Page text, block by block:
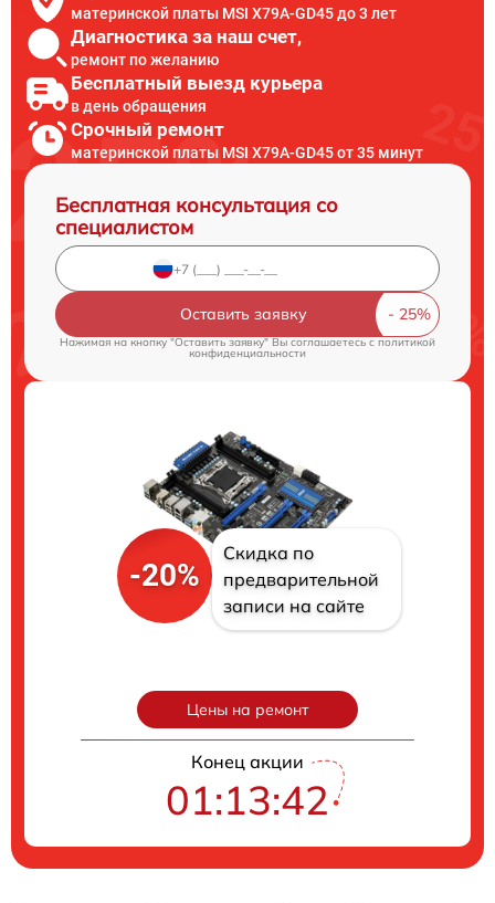
материнской платы MSI X79A-GD45 до 3 лет
Диагностика за наш счет,
ремонт по желанию
Бесплатный выезд курьера
в день обращения
Срочный ремонт
материнской платы MSI X79A-GD45 от 35 минут
Бесплатная консультация со
специалистом
Оставить заявку
Нажимая на кнопку "Оставить заявку" Вы соглашаетесь cполитикой
конфиденциальности
-20%
Скидка по
предварительной
записи на сайте
Цены на ремонт
Конец акции
01:13:41